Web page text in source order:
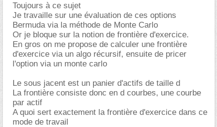
Toujours à ce sujet
Je travaille sur une évaluation de ces options
Bermuda via la méthode de Monte Carlo
Or je bloque sur la notion de frontière d'exercice.
En gros on me propose de calculer une frontière
d'exercice via un algo récursif, ensuite de pricer
l'option via un monte carlo
Le sous jacent est un panier d'actifs de taille d
La frontière consiste donc en d courbes, une courbe
par actif
A quoi sert exactement la frontière d'exercice dans ce
mode de travail